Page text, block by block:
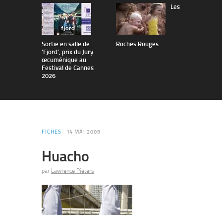
Sortie en salle de
’Fjord’, prix du Jury
œcuménique au
Festival de Cannes
2026
Les
Roches Rouges
FICHES 14 MAI 2009
Huacho
par Lawrence Pieters